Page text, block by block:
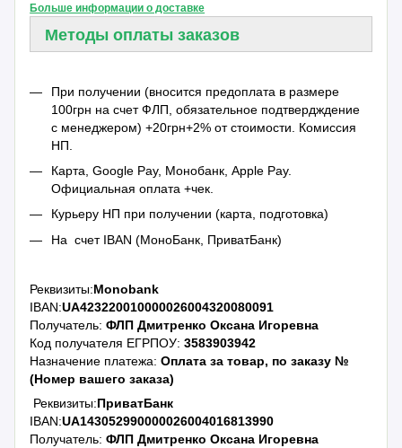
Больше информации о доставке
Методы оплаты заказов
При получении (вносится предоплата в размере
100грн на счет ФЛП, обязательное подтвердждение
с менеджером) +20грн+2% от стоимости. Комиссия
НП.
Карта, Google Pay, Монобанк, Apple Pay.
Официальная оплата +чек.
Курьеру НП при получении (карта, подготовка)
На счет IBAN (МоноБанк, ПриватБанк)
Реквизиты:Monobank
IBAN:UA423220010000026004320080091
Получатель:ФЛП Дмитренко Оксана Игоревна
Код получателя ЕГРПОУ:3583903942
Назначение платежа:Оплата за товар, по заказу №
(Номер вашего заказа)
Реквизиты:ПриватБанк
IBAN:UA143052990000026004016813990
Получатель: ФЛП Дмитренко Оксана Игоревна